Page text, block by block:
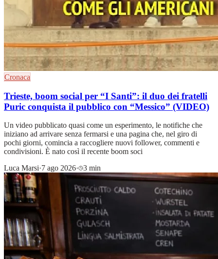
Cronaca
Trieste, boom social per “I Santi”: il duo dei fratelli
Puric conquista il pubblico con “Messico” (VIDEO)
Un video pubblicato quasi come un esperimento, le notifiche che
iniziano ad arrivare senza fermarsi e una pagina che, nel giro di
pochi giorni, comincia a raccogliere nuovi follower, commenti e
condivisioni. È nato così il recente boom soci
Luca Marsi·7 ago 2026· 3 min